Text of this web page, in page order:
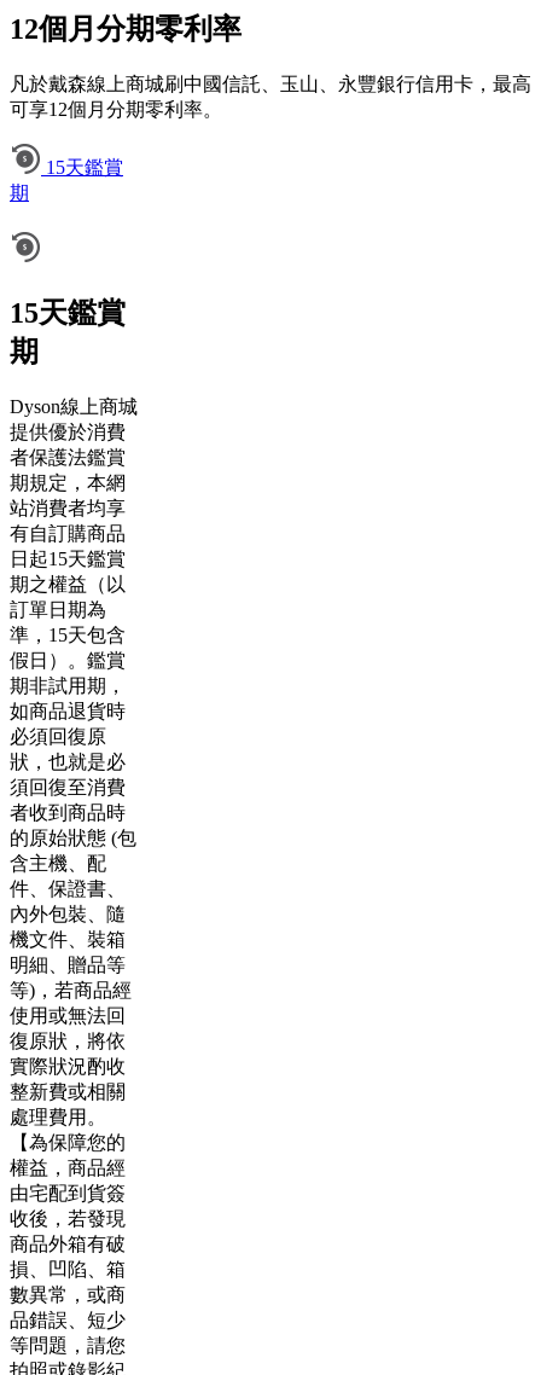
12個月分期零利率
凡於戴森線上商城刷中國信託、玉山、永豐銀行信用卡，最高
可享12個月分期零利率。
15天鑑賞
期
15天鑑賞
期
Dyson線上商城
提供優於消費
者保護法鑑賞
期規定，本網
站消費者均享
有自訂購商品
日起15天鑑賞
期之權益（以
訂單日期為
準，15天包含
假日）。鑑賞
期非試用期，
如商品退貨時
必須回復原
狀，也就是必
須回復至消費
者收到商品時
的原始狀態 (包
含主機、配
件、保證書、
內外包裝、隨
機文件、裝箱
明細、贈品等
等)，若商品經
使用或無法回
復原狀，將依
實際狀況酌收
整新費或相關
處理費用。
【為保障您的
權益，商品經
由宅配到貨簽
收後，若發現
商品外箱有破
損、凹陷、箱
數異常，或商
品錯誤、短少
等問題，請您
拍照或錄影紀